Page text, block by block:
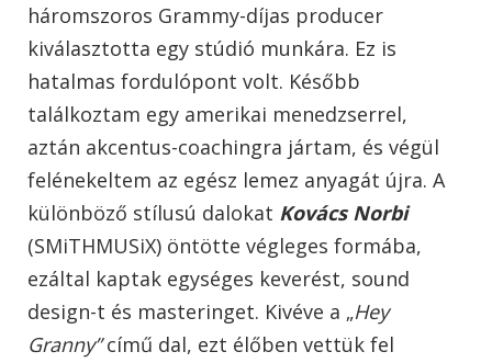
háromszoros Grammy-díjas producer
kiválasztotta egy stúdió munkára. Ez is
hatalmas fordulópont volt. Később
találkoztam egy amerikai menedzserrel,
aztán akcentus-coachingra jártam, és végül
felénekeltem az egész lemez anyagát újra. A
különböző stílusú dalokat Kovács Norbi
(SMiTHMUSiX) öntötte végleges formába,
ezáltal kaptak egységes keverést, sound
design-t és masteringet. Kivéve a „Hey
Granny”című dal, ezt élőben vettük fel